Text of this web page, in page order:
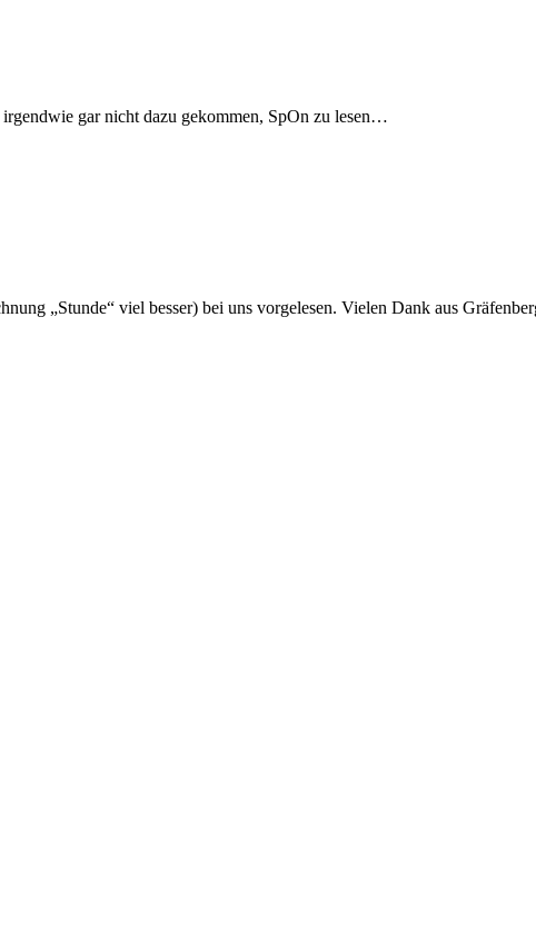
gar nicht dazu gekommen, SpOn zu lesen…
„Stunde“ viel besser) bei uns vorgelesen. Vielen Dank aus